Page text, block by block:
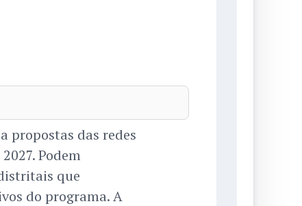
propostas das redes
Podem
que
do programa. A